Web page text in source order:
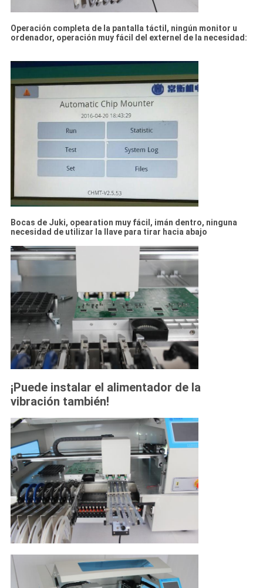
Operación completa de la pantalla táctil, ningún monitor u
ordenador, operación muy fácil del externel de la necesidad:
Bocas de Juki, opearation muy fácil, imán dentro, ninguna
necesidad de utilizar la llave para tirar hacia abajo
¡Puede instalar el alimentador de la
vibración también!